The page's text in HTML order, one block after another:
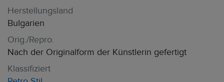
Herstellungsland
Bulgarien
Orig./Repro.
Nach der Originalform der Künstlerin gefertigt
Klassifiziert